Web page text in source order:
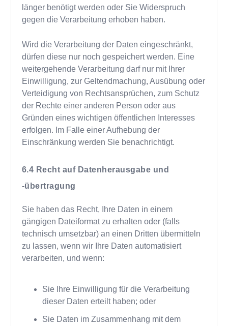
länger benötigt werden oder Sie Widerspruch
gegen die Verarbeitung erhoben haben.
Wird die Verarbeitung der Daten eingeschränkt,
dürfen diese nur noch gespeichert werden. Eine
weitergehende Verarbeitung darf nur mit Ihrer
Einwilligung, zur Geltendmachung, Ausübung oder
Verteidigung von Rechtsansprüchen, zum Schutz
der Rechte einer anderen Person oder aus
Gründen eines wichtigen öffentlichen Interesses
erfolgen. Im Falle einer Aufhebung der
Einschränkung werden Sie benachrichtigt.
Recht auf Datenherausgabe und
-übertragung
Sie haben das Recht, Ihre Daten in einem
gängigen Dateiformat zu erhalten oder (falls
technisch umsetzbar) an einen Dritten übermitteln
zu lassen, wenn wir Ihre Daten automatisiert
verarbeiten, und wenn:
Sie Ihre Einwilligung für die Verarbeitung
dieser Daten erteilt haben; oder
Sie Daten im Zusammenhang mit dem